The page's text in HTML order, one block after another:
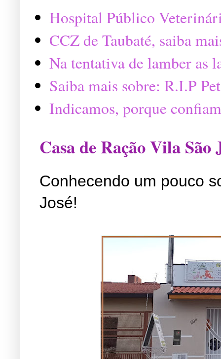
Hospital Público
CCZ de Taubaté, saiba
Na tentativa de lamber as
Saiba mais sobre: R.I.P
Indicamos, porque
Casa de Ração Vila São
Conhecendo um pouco
José!